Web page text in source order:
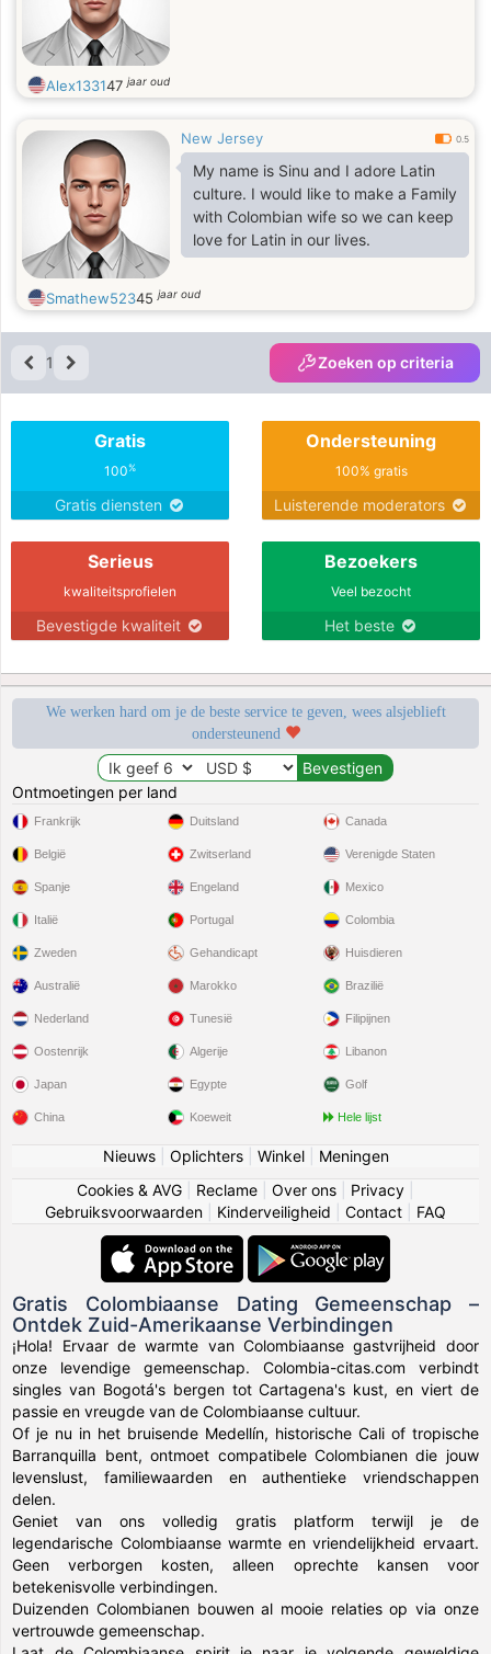
Alex133147jaar oud
New Jersey 0.5
My name is Sinu and I adore Latin
culture. I would like to make a Family
with Colombian wife so we can keep
love for Latin in our lives.
Smathew52345jaar oud
1 Zoeken op criteria
Gratis
100%
Gratis diensten
Ondersteuning
100% gratis
Luisterende moderators
Serieus
kwaliteitsprofielen
Bevestigde kwaliteit
Bezoekers
Veel bezocht
Het beste
We werken hard om je de beste service te geven, wees alsjeblieft
ondersteunend
Ontmoetingen per land
Frankrijk
België
Spanje
Italië
Zweden
Duitsland
Zwitserland
Engeland
Portugal
Gehandicapt
Canada
Verenigde Staten
Mexico
Colombia
Huisdieren
Australië
Nederland
Oostenrijk
Japan
China
Marokko
Tunesië
Algerije
Egypte
Koeweit
Brazilië
Filipijnen
Libanon
Golf
Hele lijst
Nieuws| Oplichters| Winkel| Meningen
Cookies & AVG
Reclame Over ons Privacy
Gebruiksvoorwaarden
Kinderveiligheid Contact FAQ
Gratis Colombiaanse Dating Gemeenschap –
Ontdek Zuid-Amerikaanse Verbindingen
¡Hola! Ervaar de warmte van Colombiaanse gastvrijheid door
onze levendige gemeenschap. Colombia-citas.com verbindt
singles van Bogotá's bergen tot Cartagena's kust, en viert de
passie en vreugde van de Colombiaanse cultuur.
Of je nu in het bruisende Medellín, historische Cali of tropische
Barranquilla bent, ontmoet compatibele Colombianen die jouw
levenslust, familiewaarden en authentieke vriendschappen
delen.
Geniet van ons volledig gratis platform terwijl je de
legendarische Colombiaanse warmte en vriendelijkheid ervaart.
Geen verborgen kosten, alleen oprechte kansen voor
betekenisvolle verbindingen.
Duizenden Colombianen bouwen al mooie relaties op via onze
vertrouwde gemeenschap.